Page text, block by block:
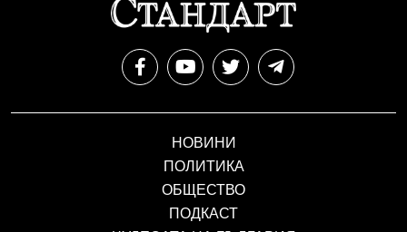
НОВИНИ
ПОЛИТИКА
ОБЩЕСТВО
ПОДКАСТ